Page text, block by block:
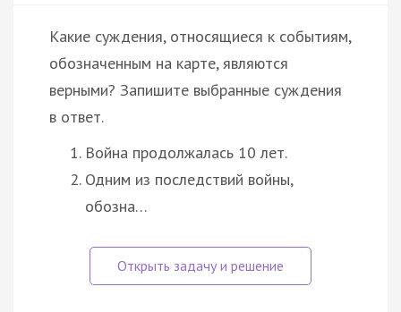
Какие суждения, относящиеся к событиям,
обозначенным на карте, являются
верными? Запишите выбранные суждения
в ответ.
Война продолжалась 10 лет.
Одним из последствий войны,
обозна…